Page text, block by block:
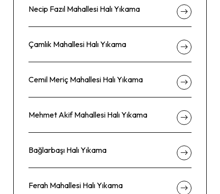
Necip Fazıl Mahallesi Halı Yıkama
Çamlık Mahallesi Halı Yıkama
Cemil Meriç Mahallesi Halı Yıkama
Mehmet Akif Mahallesi Halı Yıkama
Bağlarbaşı Halı Yıkama
Ferah Mahallesi Halı Yıkama